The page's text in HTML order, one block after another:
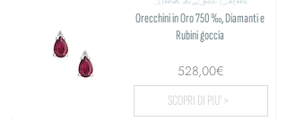
Orecchini in Oro 750 ‰, Diamanti e
Rubini goccia
528,00€
SCOPRI DI PIU' >